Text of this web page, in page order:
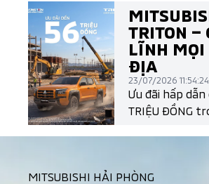
New
điều đó một
biệt với cụm
Shape mang
ngữ thiết kế
Shield thế hệ
TRITON –
LĨNH MỌI
ĐỊA
23/07/2026 11:54:24
Ưu đãi hấp dẫn
TRIỆU ĐỒNG
MITSUBISHI HẢI PHÒNG